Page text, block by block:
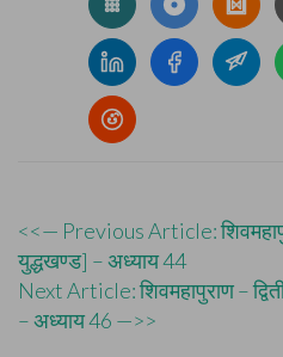
Post
navigation
<<— Previous Article:
युद्धखण्ड] – अध्याय 44
Next Article: शिवमहापुराण –
– अध्याय 46 —>>